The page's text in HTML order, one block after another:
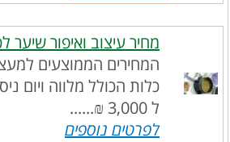
מחיר עיצוב ואיפור שיער
המחירים הממוצעים
ל 3,000 ₪......
לפרטים נוספים